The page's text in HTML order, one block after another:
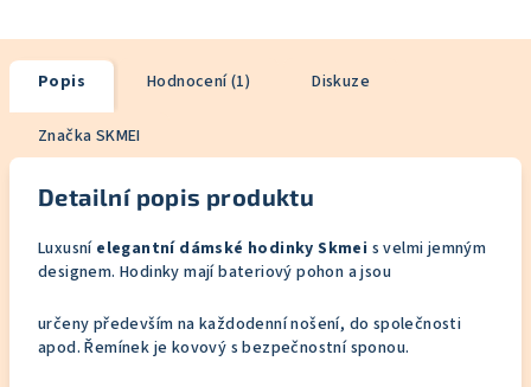
Popis Hodnocení (1) Diskuze
Značka SKMEI
Detailní popis produktu
Luxusní elegantní dámské hodinky Skmei s velmi jemným
designem. Hodinky mají bateriový pohon a jsou
určeny především na každodenní nošení, do společnosti
apod. Řemínek je kovový s bezpečnostní sponou.